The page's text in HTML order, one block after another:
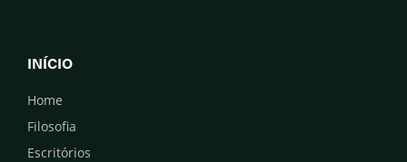
INÍCIO
Home
Filosofia
Escritórios